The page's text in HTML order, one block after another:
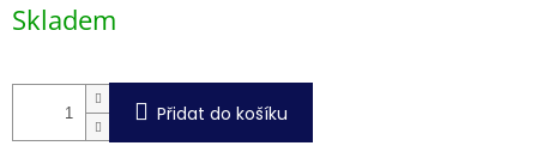
cena:
Skladem
Přidat do košíku